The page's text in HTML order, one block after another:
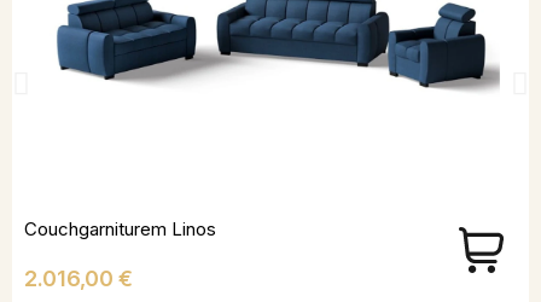
Couchgarniturem Linos
Preis
2.016,00 €